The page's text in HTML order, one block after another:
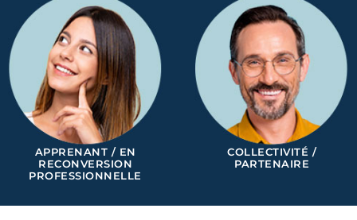
APPRENANT / EN
RECONVERSION
PROFESSIONNELLE
COLLECTIVITÉ /
PARTENAIRE